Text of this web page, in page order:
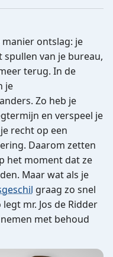
ontslag: je
van je bureau,
terug. In de
je
Zo heb je
en verspeel je
recht op een
Daarom zetten
het moment dat ze
Maar wat als je
graag zo snel
mr. Jos de Ridder
met behoud